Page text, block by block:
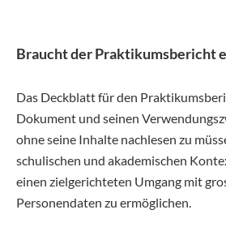
Braucht der Praktikumsbericht
Das Deckblatt für den
Dokument und seinen
ohne seine Inhalte nachlesen zu
schulischen und akademischen
einen zielgerichteten Umgang mit
Personendaten zu ermöglichen.